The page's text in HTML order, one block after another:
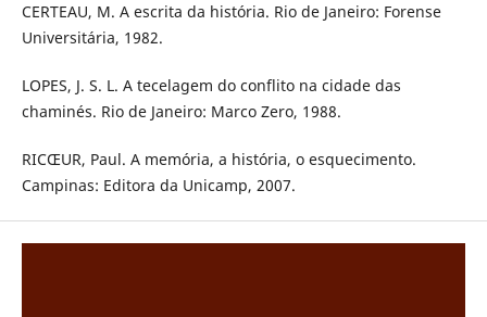
CERTEAU, M. A escrita da história. Rio de Janeiro: Forense
Universitária, 1982.
LOPES, J. S. L. A tecelagem do conflito na cidade das
chaminés. Rio de Janeiro: Marco Zero, 1988.
RICŒUR, Paul. A memória, a história, o esquecimento.
Campinas: Editora da Unicamp, 2007.